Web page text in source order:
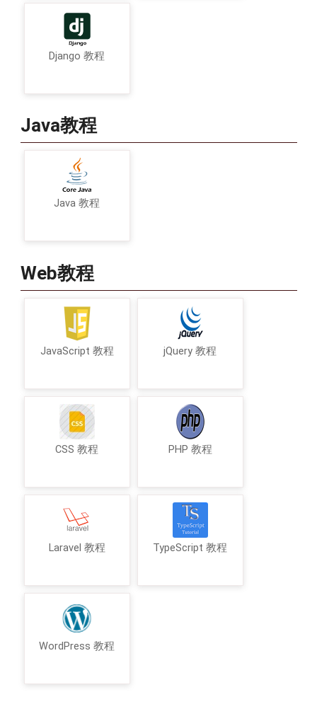
Django 教程
Java教程
Java 教程
Web教程
JavaScript 教程 jQuery 教程
CSS 教程 PHP 教程
Laravel 教程 TypeScript 教程
WordPress 教程